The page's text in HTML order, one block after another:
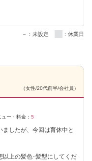
－：未設定 ：休業日
（女性/20代前半/会社員）
ュー・料金： 5
したが、今回は育休中と
以上の髪色･髪型にしてくだ